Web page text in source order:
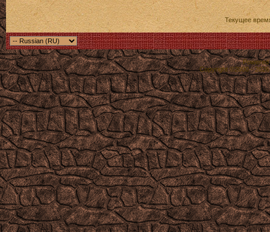
Текущее
Powered
Copyright ©2000 -